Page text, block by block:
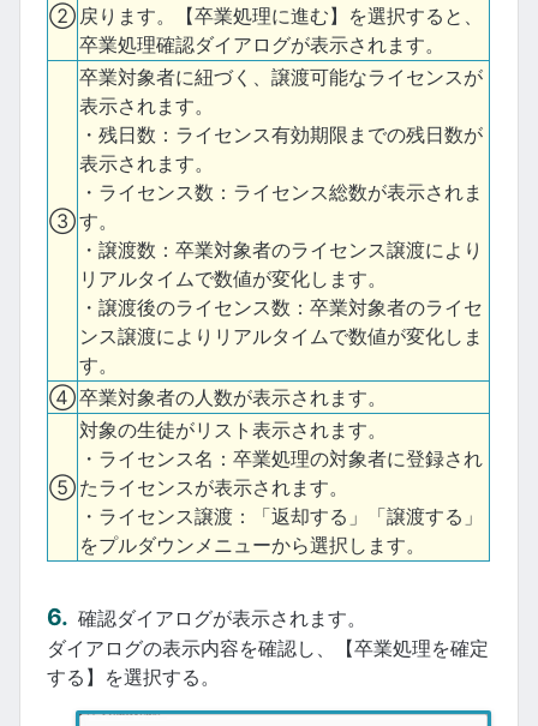
② 戻ります。【卒業処理に進む】を選択すると、
卒業処理確認ダイアログが表示されます。
③
卒業対象者に紐づく、譲渡可能なライセンスが
表示されます。
・残日数：ライセンス有効期限までの残日数が
表示されます。
・ライセンス数：ライセンス総数が表示されま
す。
・譲渡数：卒業対象者のライセンス譲渡により
リアルタイムで数値が変化します。
・譲渡後のライセンス数：卒業対象者のライセ
ンス譲渡によりリアルタイムで数値が変化しま
す。
④卒業対象者の人数が表示されます。
⑤
対象の生徒がリスト表示されます。
・ライセンス名：卒業処理の対象者に登録され
たライセンスが表示されます。
・ライセンス譲渡：「返却する」「譲渡する」
をプルダウンメニューから選択します。
確認ダイアログが表示されます。
ダイアログの表示内容を確認し、【卒業処理を確定
する】を選択する。